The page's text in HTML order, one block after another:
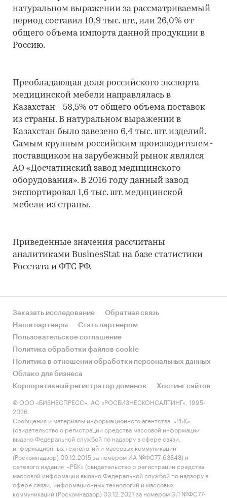
натуральном выражении за рассматриваемый
период составил 10,9 тыс. шт., или 26,0% от
общего объема импорта данной продукции в
Россию.
Преобладающая доля российского экспорта
медицинской мебели направлялась в
Казахстан - 58,5% от общего объема поставок
из страны. В натуральном выражении в
Казахстан было завезено 6,4 тыс. шт. изделий.
Самым крупным российским производителем-
поставщиком на зарубежный рынок являлся
АО «Досчатинский завод медицинского
оборудования». В 2016 году данный завод
экспортировал 1,6 тыс. шт. медицинской
мебели из страны.
Приведенные значения рассчитаны
аналитиками BusinesStat на базе статистики
Росстата и ФТС РФ.
Заказать исследование
Обратная связь
Наши партнеры
Стать партнером
Пользовательское соглашение
Политика обработки файлов cookie
Политика в отношении обработки персональных данных
Облако для бизнеса
Корпоративный регистратор доменов
Хостинг сайтов
© ООО «БИЗНЕСПРЕСС», АО «РОСБИЗНЕСКОНСАЛТИНГ», 1995-
2026.
Сообщения и материалы информационного агентства «РБК»
(свидетельство о регистрации средства массовой информации
выдано Федеральной службой по надзору в сфере связи,
информационных технологий и массовых коммуникаций
(Роскомнадзор) 09.12.2015 за номером ИА №ФС77-63848) и
сетевого издания «РБК» (свидетельство о регистрации средства
массовой информации выдано Федеральной службой по надзору в
сфере связи, информационных технологий и массовых
коммуникаций (Роскомнадзор) 03.12.2021 за номером ЭЛ №ФС77-